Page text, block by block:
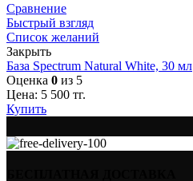
Сравнение
Быстрый взгляд
Список желаний
Закрыть
База Spectrum Natural White, 30 мл
Оценка 0 из 5
Цена: 5 500 тг.
Купить